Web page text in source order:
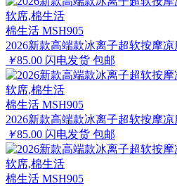
棉生活 MSH905
2026新款高端款冰离子超软按摩
￥85.00 闪电发货 包邮
棉生活 MSH905
2026新款高端款冰离子超软按摩
￥85.00 闪电发货 包邮
棉生活 MSH905